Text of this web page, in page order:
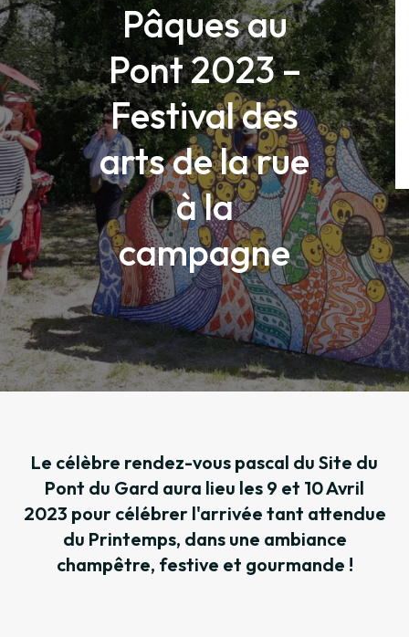
Pâques au
Pont 2023 –
Festival des
arts de la rue
à la
campagne
Le célèbre rendez-vous pascal du Site du
Pont du Gard aura lieu les 9 et 10 Avril
2023 pour célébrer l'arrivée tant attendue
du Printemps, dans une ambiance
champêtre, festive et gourmande !